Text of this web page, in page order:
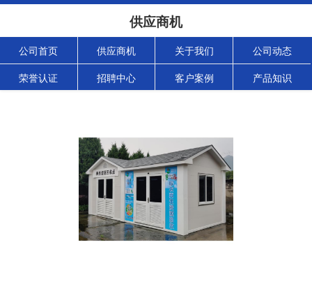
供应商机
公司首页 供应商机 关于我们 公司动态
荣誉认证 招聘中心 客户案例 产品知识